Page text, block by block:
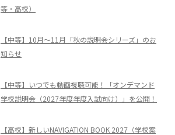
等・高校）
【中等】10月～11月「秋の説明会シリーズ」のお
知らせ
【中等】いつでも動画視聴可能！「オンデマンド
学校説明会（2027年度年度入試向け）」を公開！
【高校】新しいNAVIGATION BOOK 2027（学校案